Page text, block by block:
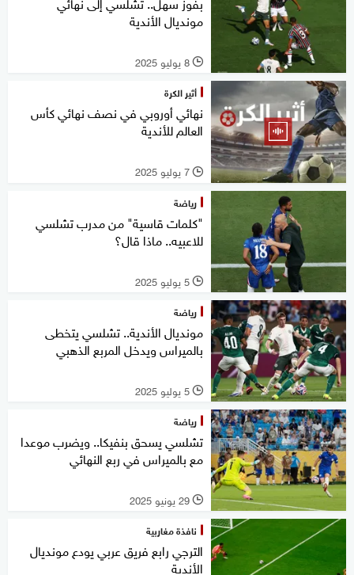
مونديال الأندية
l 8 يوليو 2025
أثير الكرة
نهائي أوروبي في نصف نهائي كأس
العالم للأندية
l 7 يوليو 2025
رياضة
"كلمات قاسية" من مدرب تشلسي
للاعبيه.. ماذا قال؟
l 5 يوليو 2025
رياضة
مونديال الأندية.. تشلسي يتخطى
بالميراس ويدخل المربع الذهبي
l 5 يوليو 2025
رياضة
تشلسي يسحق بنفيكا.. ويضرب موعدا
مع بالميراس في ربع النهائي
l 29 يونيو 2025
نافذة مغاربية
الترجي رابع فريق عربي يودع مونديال
الأندية